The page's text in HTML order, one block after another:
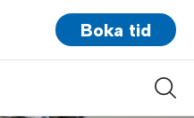
Boka tid